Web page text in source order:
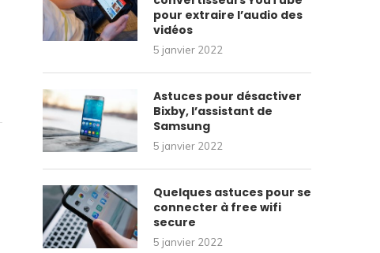
pour extraire l’audio des
vidéos
5 janvier 2022
Astuces pour désactiver
Bixby, l’assistant de
Samsung
5 janvier 2022
Quelques astuces pour se
connecter à free wifi
secure
5 janvier 2022